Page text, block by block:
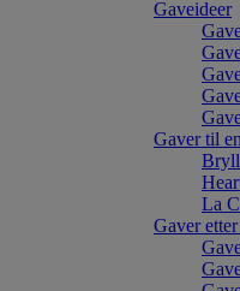
Gaveideer
Gaver til
La
Gaver